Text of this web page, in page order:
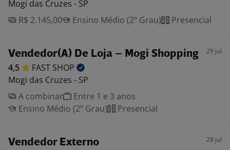
Mogi das Cruzes - SP
R$ 2.145,00
Ensino Médio (2º Grau) Presencial
Vendedor(A) De Loja – Mogi Shopping 29 jul
4,5 FAST SHOP
Mogi das Cruzes - SP
A combinar
Entre 1 e 3 anos
Ensino Médio (2º Grau)
Presencial
Vendedor Externo 28 jul